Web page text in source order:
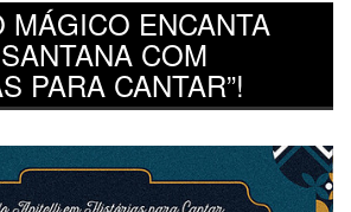
MÁGICO ENCANTA
COM
PARA CANTAR”!